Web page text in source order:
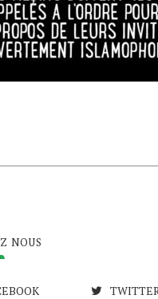
NOUS